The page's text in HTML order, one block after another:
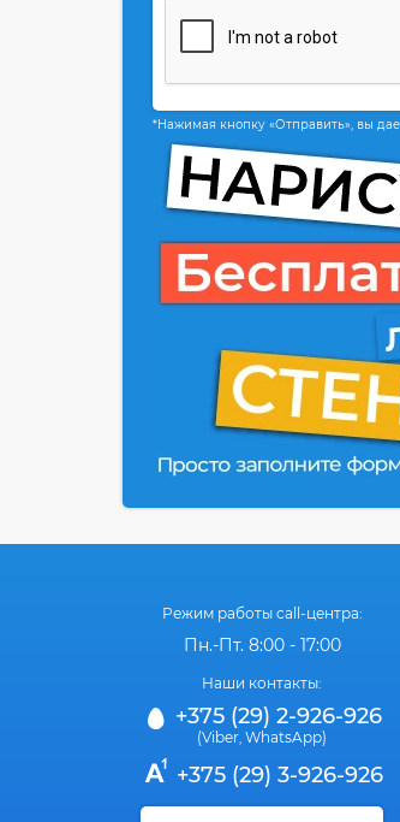
*Нажимая кнопку «Отправить», вы
Режим работы call-центра:
Пн.-Пт. 8:00 - 17:00
Наши контакты:
+375 (29) 2-926-926
(Viber, WhatsApp)
+375 (29) 3-926-926